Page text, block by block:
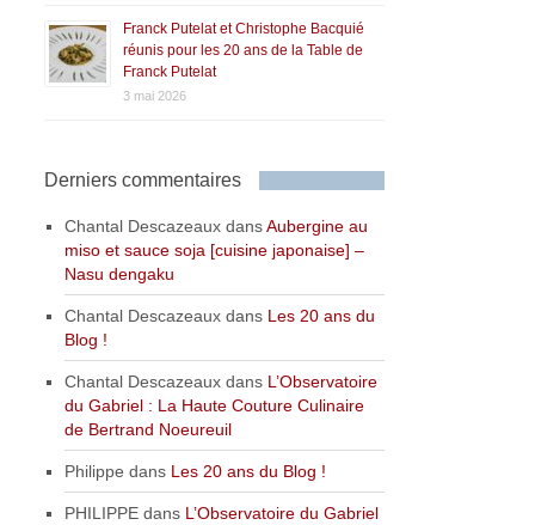
Franck Putelat et Christophe Bacquié
réunis pour les 20 ans de la Table de
Franck Putelat
3 mai 2026
Derniers commentaires
Chantal Descazeaux dansAubergine au
miso et sauce soja [cuisine japonaise] –
Nasu dengaku
Chantal Descazeaux dans Les 20 ans du
Blog !
Chantal Descazeaux dans L’Observatoire
du Gabriel : La Haute Couture Culinaire
de Bertrand Noeureuil
Philippe dans Les 20 ans du Blog !
PHILIPPE dans L’Observatoire du Gabriel